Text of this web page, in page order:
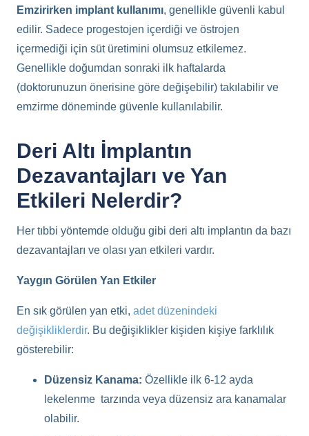
Emzirirken implant kullanımı, genellikle güvenli kabul
edilir. Sadece progestojen içerdiği ve östrojen
içermediği için süt üretimini olumsuz etkilemez.
Genellikle doğumdan sonraki ilk haftalarda
(doktorunuzun önerisine göre değişebilir) takılabilir ve
emzirme döneminde güvenle kullanılabilir.
Deri Altı İmplantın
Dezavantajları ve Yan
Etkileri Nelerdir?
Her tıbbi yöntemde olduğu gibi deri altı implantın da bazı
dezavantajları ve olası yan etkileri vardır.
Yaygın Görülen Yan Etkiler
En sık görülen yan etki, adet düzenindeki
değişikliklerdir. Bu değişiklikler kişiden kişiye farklılık
gösterebilir:
Düzensiz Kanama: Özellikle ilk 6-12 ayda
lekelenme tarzında veya düzensiz ara kanamalar
olabilir.